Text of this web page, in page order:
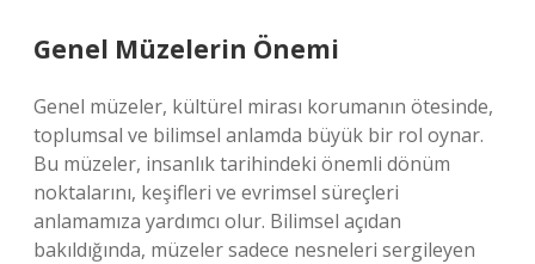
Genel Müzelerin Önemi
Genel müzeler, kültürel mirası korumanın ötesinde,
toplumsal ve bilimsel anlamda büyük bir rol oynar.
Bu müzeler, insanlık tarihindeki önemli dönüm
noktalarını, keşifleri ve evrimsel süreçleri
anlamamıza yardımcı olur. Bilimsel açıdan
bakıldığında, müzeler sadece nesneleri sergileyen